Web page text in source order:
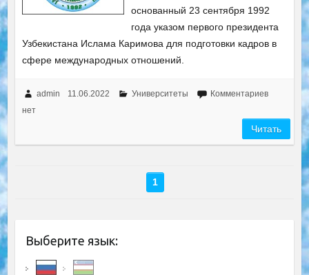
основанный 23 сентября 1992
года указом первого президента
Узбекистана Ислама Каримова для подготовки кадров в
сфере международных отношений.
admin 11.06.2022 Университеты
Комментариев
нет
Читать
1
Выберите язык: